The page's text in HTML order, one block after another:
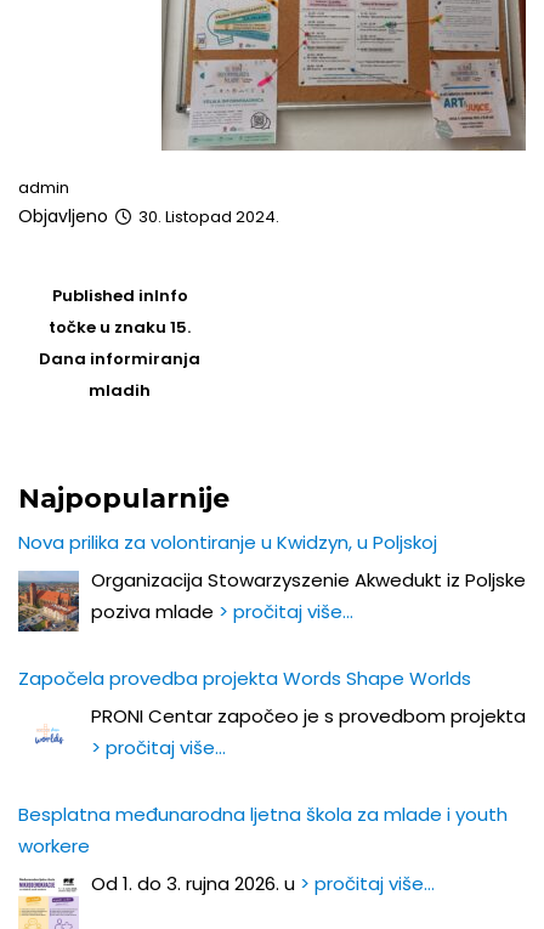
admin
Objavljeno 30. Listopad 2024.
navigation
Published inInfo
točke u znaku 15.
Dana informiranja
mladih
Najpopularnije
Nova prilika za volontiranje u Kwidzyn, u Poljskoj
Organizacija Stowarzyszenie Akwedukt iz Poljske
poziva mlade > pročitaj više…
Započela provedba projekta Words Shape Worlds
PRONI Centar započeo je s provedbom projekta
> pročitaj više…
Besplatna međunarodna ljetna škola za mlade i youth
workere
Od 1. do 3. rujna 2026. u > pročitaj više…